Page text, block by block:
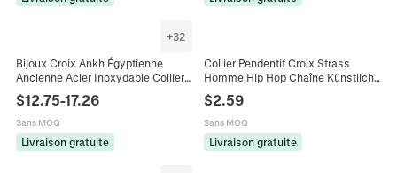
+32
Bijoux Croix Ankh Égyptienne
Ancienne Acier Inoxydable Collier
Bracelet Bague Boucles D'oreilles
Style Hip Hop Vintage Pour Homme
$12.75-17.26
Sans MOQ
Livraison gratuite
Collier Pendentif Croix Strass
Homme Hip Hop Chaîne Künstliche
Perles d'Imitation Blanches et
Boules Strass Bijoux en Alliage
Argenté pour Fête
$2.59
Sans MOQ
Livraison gratuite